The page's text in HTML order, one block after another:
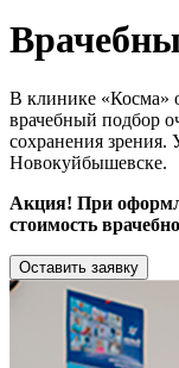
В клинике «Косма»
врачебный подбор
сохранения зрения.
Новокуйбышевске.
Акция! При
стоимость
Оставить заявку